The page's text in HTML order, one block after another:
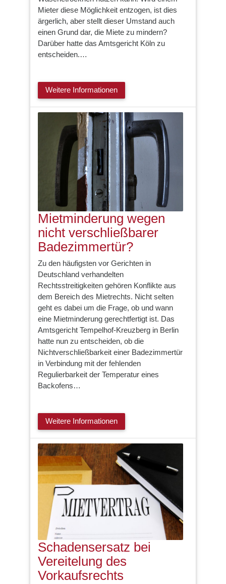
Mieter diese Möglichkeit entzogen, ist dies
ärgerlich, aber stellt dieser Umstand auch
einen Grund dar, die Miete zu mindern?
Darüber hatte das Amtsgericht Köln zu
entscheiden.…
Weitere Informationen
Mietminderung wegen
nicht verschließbarer
Badezimmertür?
Zu den häufigsten vor Gerichten in
Deutschland verhandelten
Rechtsstreitigkeiten gehören Konflikte aus
dem Bereich des Mietrechts. Nicht selten
geht es dabei um die Frage, ob und wann
eine Mietminderung gerechtfertigt ist. Das
Amtsgericht Tempelhof-Kreuzberg in Berlin
hatte nun zu entscheiden, ob die
Nichtverschließbarkeit einer Badezimmertür
in Verbindung mit der fehlenden
Regulierbarkeit der Temperatur eines
Backofens…
Weitere Informationen
Schadensersatz bei
Vereitelung des
Vorkaufsrechts